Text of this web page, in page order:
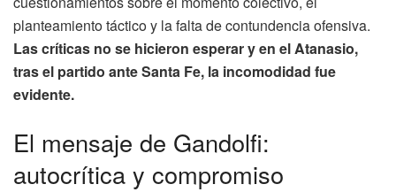
planteamiento táctico y la falta de contundencia ofensiva.
Las críticas no se hicieron esperar y en el Atanasio,
tras el partido ante Santa Fe, la incomodidad fue
evidente.
El mensaje de Gandolfi:
autocrítica y compromiso